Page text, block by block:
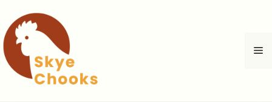
do
treści